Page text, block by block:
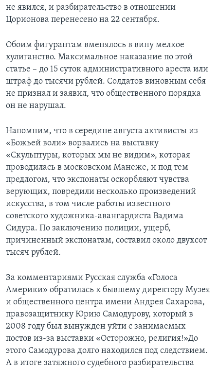
не явился, и разбирательство в отношении
Цорионова перенесено на 22 сентября.
Обоим фигурантам вменялось в вину мелкое
хулиганство. Максимальное наказание по этой
статье – до 15 суток административного ареста или
штраф до тысячи рублей. Солдатов виновным себя
не признал и заявил, что общественного порядка
он не нарушал.
Напомним, что в середине августа активисты из
«Божьей воли» ворвались на выставку
«Скульптуры, которых мы не видим», которая
проводилась в московском Манеже, и под тем
предлогом, что экспонаты оскорбляют чувства
верующих, повредили несколько произведений
искусства, в том числе работы известного
советского художника-авангардиста Вадима
Сидура. По заключению полиции, ущерб,
причиненный экспонатам, составил около двухсот
тысяч рублей.
За комментариями Русская служба «Голоса
Америки» обратилась к бывшему директору Музея
и общественного центра имени Андрея Сахарова,
правозащитнику Юрию Самодурову, который в
2008 году был вынужден уйти с занимаемых
постов из-за выставки «Осторожно, религия!»До
этого Самодурова долго находился под следствием.
А в итоге затяжного судебного разбирательства